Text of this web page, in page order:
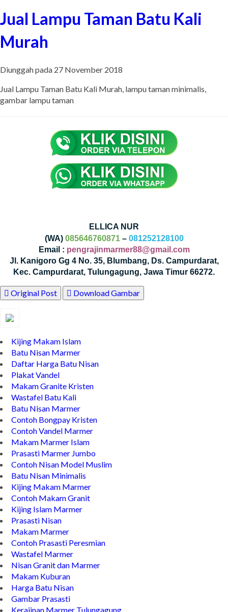
Jual Lampu Taman Batu Kali
Murah
Diunggah pada 27 November 2018
Jual Lampu Taman Batu Kali Murah, lampu taman minimalis,
gambar lampu taman
ELLICA NUR
(WA) 085646760871– 081252128100
Email : pengrajinmarmer88@gmail.com
Jl. Kanigoro Gg 4 No. 35, Blumbang, Ds. Campurdarat,
Kec. Campurdarat, Tulungagung, Jawa Timur 66272.
Original Post Download Gambar
Kijing Makam Islam
Batu Nisan Marmer
Daftar Harga Batu Nisan
Plakat Vandel
Makam Granite Kristen
Wastafel Batu Kali
Batu Nisan Marmer
Contoh Bongpay Kristen
Contoh Vandel Marmer
Makam Marmer Islam
Prasasti Marmer Jumbo
Contoh Nisan Model Muslim
Batu Nisan Minimalis
Kijing Makam Marmer
Contoh Makam Granit
Kijing Islam Marmer
Prasasti Nisan
Makam Marmer
Contoh Prasasti Peresmian
Wastafel Marmer
Nisan Granit dan Marmer
Makam Kuburan
Harga Batu Nisan
Gambar Prasasti
Kerajinan Marmer Tulungagung